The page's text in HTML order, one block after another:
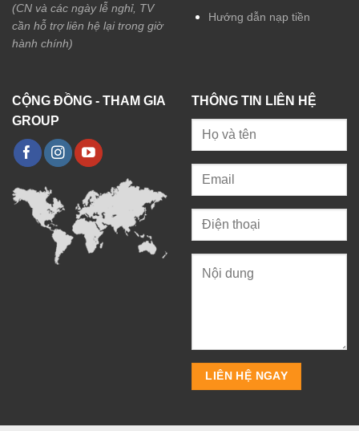
(CN và các ngày lễ nghỉ, TV
cần hỗ trợ liên hệ lại trong giờ
hành chính)
Hướng dẫn nạp tiền
CỘNG ĐỒNG - THAM GIA
GROUP
THÔNG TIN LIÊN HỆ